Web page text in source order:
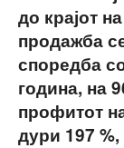
до крајот
продажба
споредба
година, на
профитот
дури 197